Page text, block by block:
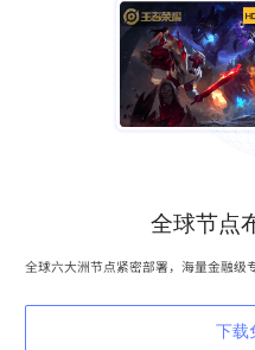
全球节点
全球六大洲节点紧密部署，海量金融级
下载